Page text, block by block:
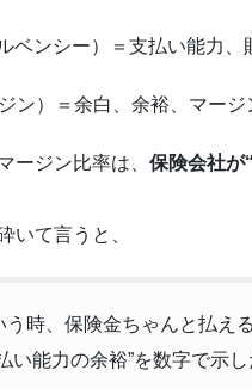
ベンシー）＝支払い能力、
ン）＝余白、余裕、マージ
ージン比率は、 保険会社が
いて言うと、
う時、保険金ちゃんと払え
い能力の余裕”を数字で示し